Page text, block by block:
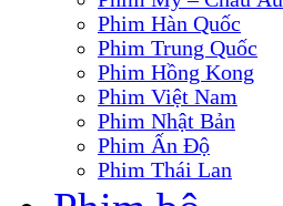
Phim Hàn Quốc
Phim Trung Quốc
Phim Hồng Kong
Phim Việt Nam
Phim Nhật Bản
Phim Ấn Độ
Phim Thái Lan